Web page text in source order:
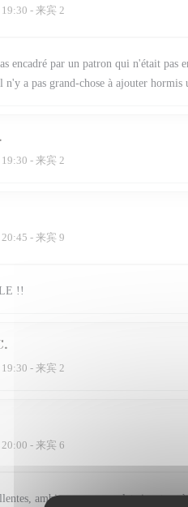
19:30 - 来宾 2
encadré par un patron qui n'était pas
n'y a pas grand-chose à ajouter
19:30 - 来宾 2
20:45 - 来宾 9
!!
19:30 - 来宾 2
20:00 - 来宾 6
ambiance sympa, plat